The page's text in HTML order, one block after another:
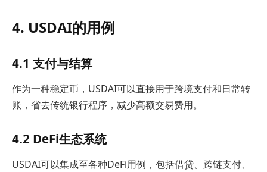
4. USDAI的用例
4.1 支付与结算
作为一种稳定币，USDAI可以直接用于跨境支付和日常转
账，省去传统银行程序，减少高额交易费用。
4.2 DeFi生态系统
USDAI可以集成至各种DeFi用例，包括借贷、跨链支付、